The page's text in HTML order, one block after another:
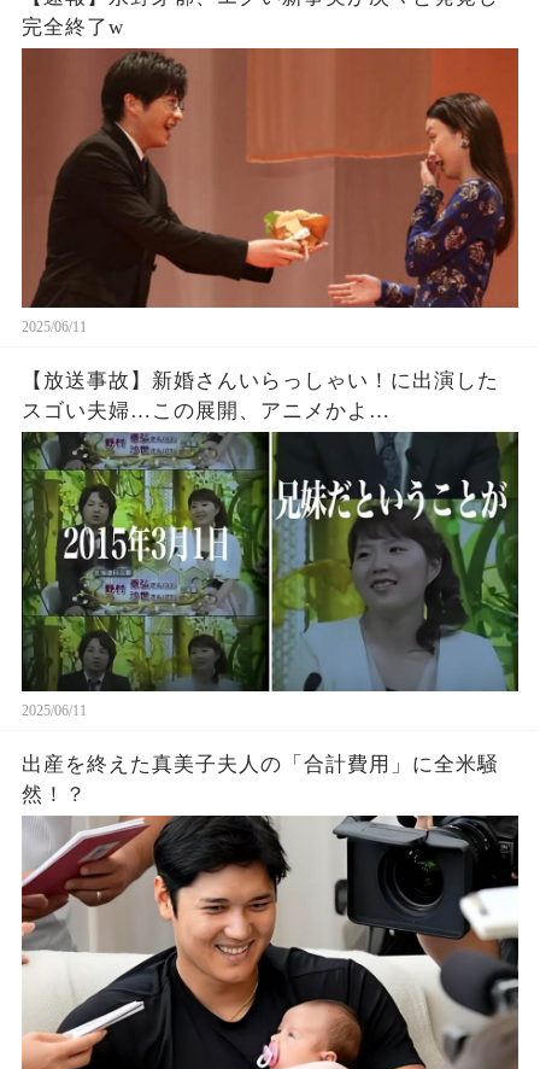
完全終了w
2025/06/11
【放送事故】新婚さんいらっしゃい！に出演した
スゴい夫婦…この展開、アニメかよ…
2025/06/11
出産を終えた真美子夫人の「合計費用」に全米騒
然！？